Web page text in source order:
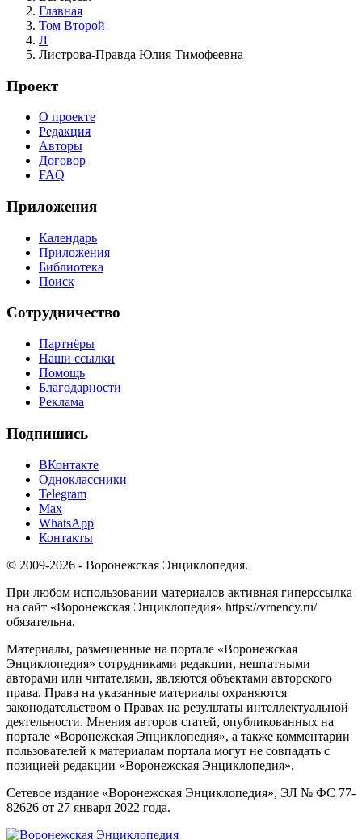
Главная
Том Второй
Л
Листрова-Правда Юлия Тимофеевна
Проект
О проекте
Редакция
Авторы
Договор
FAQ
Приложения
Календарь
Приложения
Библиотека
Поиск
Сотрудничество
Партнёры
Наши ссылки
Помощь
Благодарности
Реклама
Подпишись
ВКонтакте
Одноклассники
Telegram
Max
WhatsApp
Контакты
© 2009-2026 - Воронежская Энциклопедия.
При любом использовании материалов активная гиперссылка
на сайт «Воронежская Энциклопедия» https://vrnency.ru/
обязательна.
Материалы, размещенные на портале «Воронежская
Энциклопедия» сотрудниками редакции, нештатными
авторами или читателями, являются объектами авторского
права. Права на указанные материалы охраняются
законодательством о Правах на результаты интеллектуальной
деятельности. Мнения авторов статей, опубликованных на
портале «Воронежская Энциклопедия», а также комментарии
пользователей к материалам портала могут не совпадать с
позицией редакции «Воронежская Энциклопедия».
Сетевое издание «Воронежская Энциклопедия», ЭЛ № ФС 77-
82626 от 27 января 2022 года.